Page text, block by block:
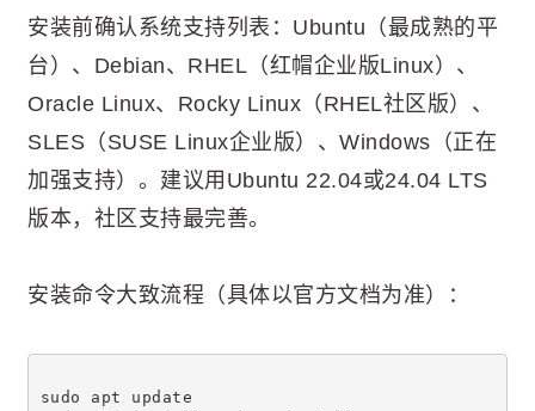
安装前确认系统支持列表：Ubuntu（最成熟的平
台）、Debian、RHEL（红帽企业版Linux）、
Oracle Linux、Rocky Linux（RHEL社区版）、
SLES（SUSE Linux企业版）、Windows（正在
加强支持）。建议用Ubuntu 22.04或24.04 LTS
版本，社区支持最完善。
安装命令大致流程（具体以官方文档为准）：
sudo apt update